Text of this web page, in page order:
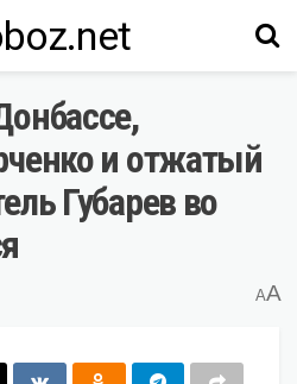
и отжатый
Губарев во
AA